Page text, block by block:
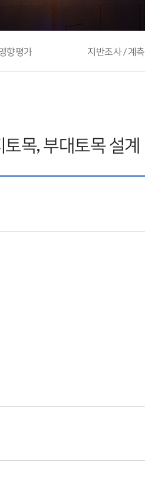
향평가 지반조사 / 계측
토목, 부대토목 설계